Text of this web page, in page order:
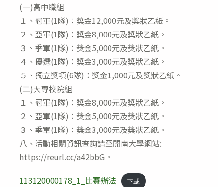
(一)高中職組
１、冠軍(1隊)：獎金12,000元及獎狀乙紙。
２、亞軍(1隊)：獎金8,000元及獎狀乙紙。
３、季軍(1隊)：獎金5,000元及獎狀乙紙。
４、優選(1隊)：獎金3,000元及獎狀乙紙。
５、獨立獎項(6隊)：獎金1,000元及獎狀乙紙。
(二)大專校院組
１、冠軍(1隊)：獎金8,000元及獎狀乙紙。
２、亞軍(1隊)：獎金5,000元及獎狀乙紙。
３、季軍(1隊)：獎金3,000元及獎狀乙紙。
八、活動相關資訊查詢請至開南大學網站:
https://reurl.cc/a42bbG。
113120000178_1_比賽辦法
下載